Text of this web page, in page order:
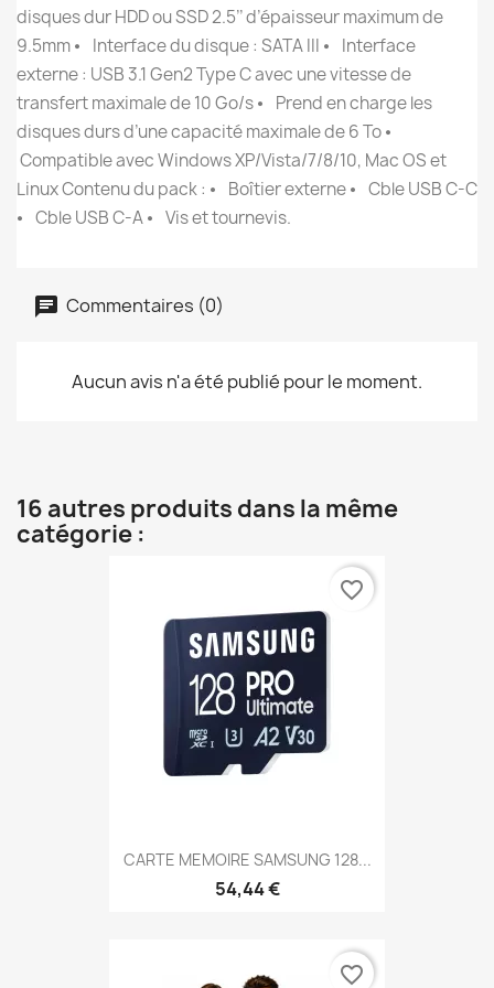
disques dur HDD ou SSD 2.5’’ d’épaisseur maximum de
9.5mm ⦁ Interface du disque : SATA III ⦁ Interface
externe : USB 3.1 Gen2 Type C avec une vitesse de
transfert maximale de 10 Go/s ⦁ Prend en charge les
disques durs d’une capacité maximale de 6 To ⦁
Compatible avec Windows XP/Vista/7/8/10, Mac OS et
Linux Contenu du pack : ⦁ Boîtier externe ⦁ Cble USB C-C
⦁ Cble USB C-A ⦁ Vis et tournevis.
Commentaires (0)
Aucun avis n'a été publié pour le moment.
16 autres produits dans la même
catégorie :
CARTE MEMOIRE SAMSUNG 128...
54,44 €
favorite_border
favorite_border